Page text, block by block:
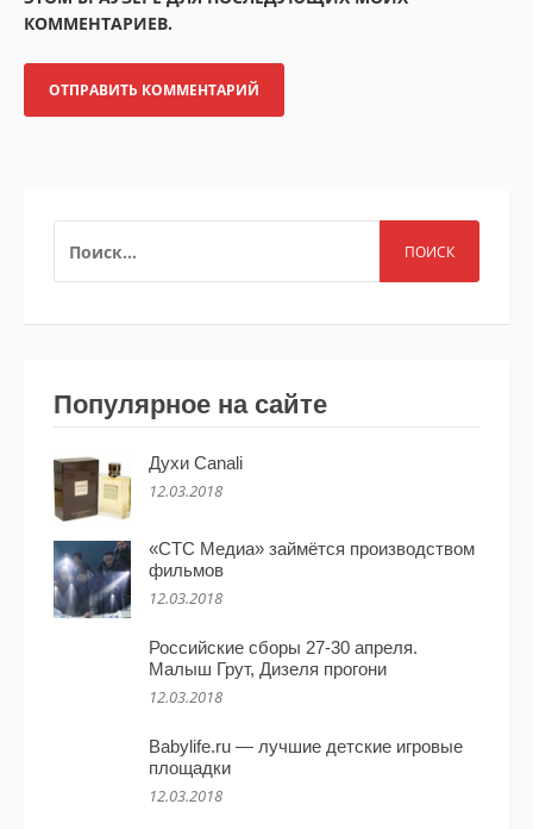
КОММЕНТАРИЕВ.
Популярное на сайте
Духи Canali
12.03.2018
«СТС Медиа» займётся производством
фильмов
12.03.2018
Российские сборы 27-30 апреля.
Малыш Грут, Дизеля прогони
12.03.2018
Babylife.ru — лучшие детские игровые
площадки
12.03.2018